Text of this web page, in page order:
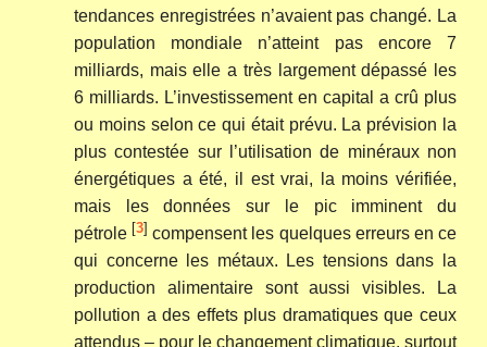
tendances enregistrées n’avaient pas changé. La
population mondiale n’atteint pas encore 7
milliards, mais elle a très largement dépassé les
6 milliards. L’investissement en capital a crû plus
ou moins selon ce qui était prévu. La prévision la
plus contestée sur l’utilisation de minéraux non
énergétiques a été, il est vrai, la moins vérifiée,
mais les données sur le pic imminent du
pétrole [3] compensent les quelques erreurs en ce
qui concerne les métaux. Les tensions dans la
production alimentaire sont aussi visibles. La
pollution a des effets plus dramatiques que ceux
attendus – pour le changement climatique, surtout